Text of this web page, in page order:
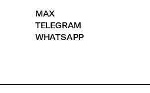
MAX
TELEGRAM
WHATSAPP